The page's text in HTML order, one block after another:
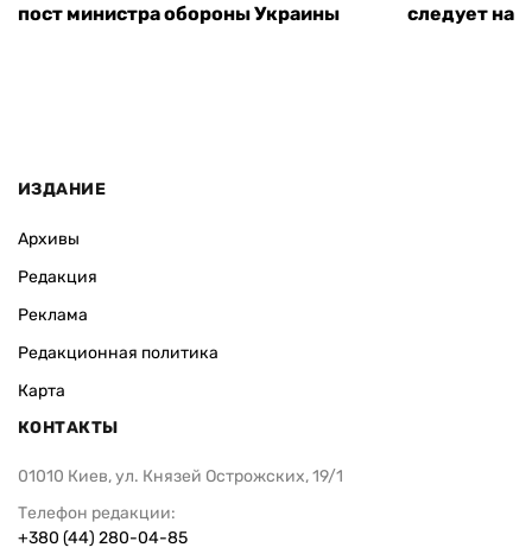
пост министра обороны Украины
следует
ИЗДАНИЕ
Архивы
Редакция
Реклама
Редакционная политика
Карта
КОНТАКТЫ
01010 Киев, ул. Князей Острожских, 19/1
Телефон редакции:
+380 (44) 280-04-85